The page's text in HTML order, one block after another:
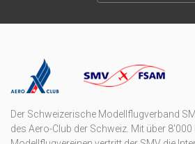
Der Schweizerische Modellflugverband
des Aero-Club der Schweiz. Mit über